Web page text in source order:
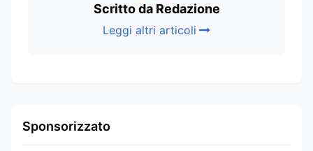
Scritto da Redazione
Leggi altri articoli
Sponsorizzato